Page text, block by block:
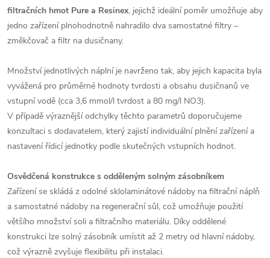
filtračních hmot Pure a Resinex, jejichž ideální poměr umožňuje aby
jedno zařízení plnohodnotně nahradilo dva samostatné filtry –
změkčovač a filtr na dusičnany.
Množství jednotlivých náplní je navrženo tak, aby jejich kapacita byla
vyvážená pro průměrné hodnoty tvrdosti a obsahu dusičnanů ve
vstupní vodě (cca 3,6 mmol/l tvrdost a 80 mg/l NO3).
V případě výraznější odchylky těchto parametrů doporučujeme
konzultaci s dodavatelem, který zajistí individuální plnění zařízení a
nastavení řídicí jednotky podle skutečných vstupních hodnot.
Osvědčená konstrukce s odděleným solným zásobníkem
Zařízení se skládá z odolné sklolaminátové nádoby na filtrační náplň
a samostatné nádoby na regenerační sůl, což umožňuje použití
většího množství soli a filtračního materiálu. Díky oddělené
konstrukci lze solný zásobník umístit až 2 metry od hlavní nádoby,
což výrazně zvyšuje flexibilitu při instalaci.